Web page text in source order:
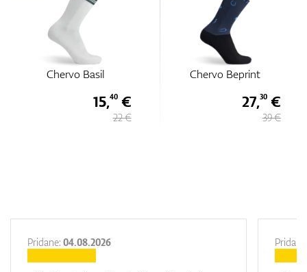
Chervo Beprint
27,30 €
39 €
Chervo Basil
15,40 €
22 €
Pridane: 04.08.2026